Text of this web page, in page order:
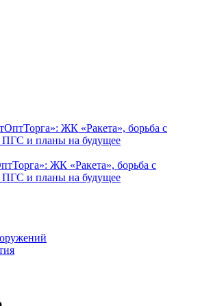
ЖК «Ракета», борьба с
ПГС и планы на будущее